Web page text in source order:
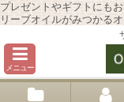
プレゼントやギフトにも
リーブオイルがみつかる
メニュー